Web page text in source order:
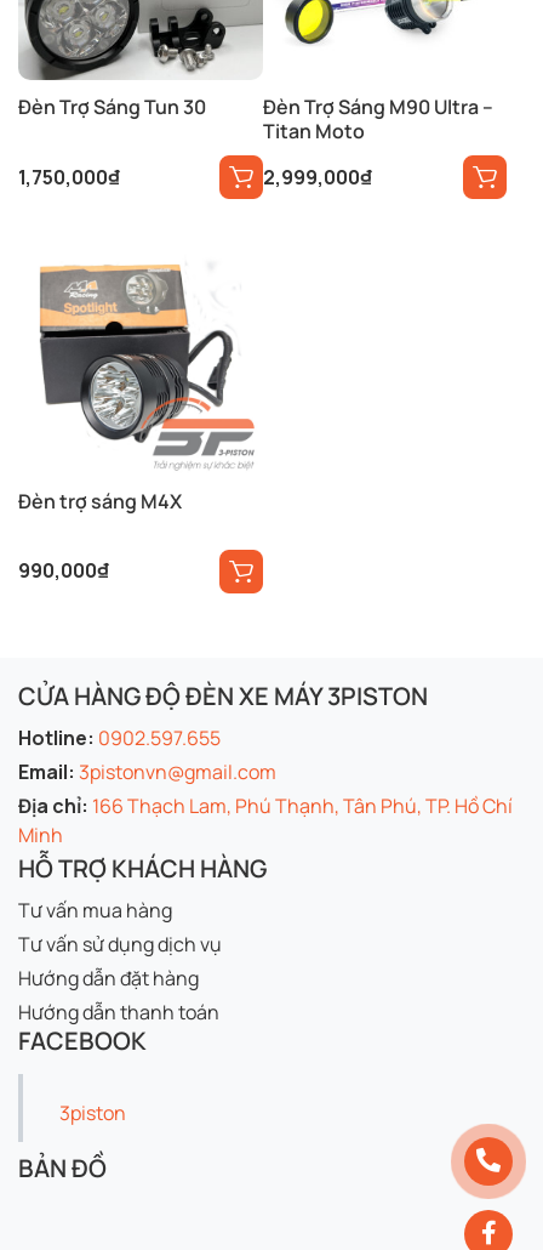
Đèn Trợ Sáng Tun 30
1,750,000₫
Đèn Trợ Sáng M90 Ultra –
Titan Moto
2,999,000₫
Đèn trợ sáng M4X
990,000₫
CỬA HÀNG ĐỘ ĐÈN XE MÁY 3PISTON
Hotline: 0902.597.655
Email: 3pistonvn@gmail.com
Địa chỉ: 166 Thạch Lam, Phú Thạnh, Tân Phú, TP. Hồ Chí
Minh
HỖ TRỢ KHÁCH HÀNG
Tư vấn mua hàng
Tư vấn sử dụng dịch vụ
Hướng dẫn đặt hàng
Hướng dẫn thanh toán
FACEBOOK
3piston
BẢN ĐỒ